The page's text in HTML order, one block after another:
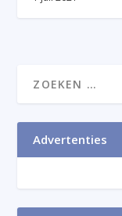
Advertenties